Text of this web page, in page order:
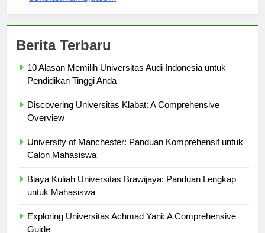
10 Alasan Memilih Universitas Audi Indonesia untuk
Discovering Universitas Klabat: A Comprehensive
University of Manchester: Panduan Komprehensif untuk
Biaya Kuliah Universitas Brawijaya: Panduan Lengkap
Exploring Universitas Achmad Yani: A Comprehensive